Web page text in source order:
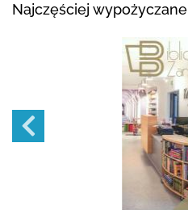
Najczęściej wypożyczane